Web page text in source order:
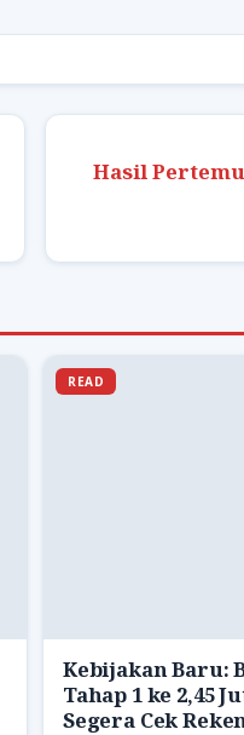
Hasil
READ
Kebijakan Baru:
Tahap 1 ke 2,45
Segera Cek